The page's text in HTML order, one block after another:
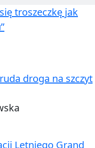
troszeczkę jak
droga na szczyt
Letniego Grand